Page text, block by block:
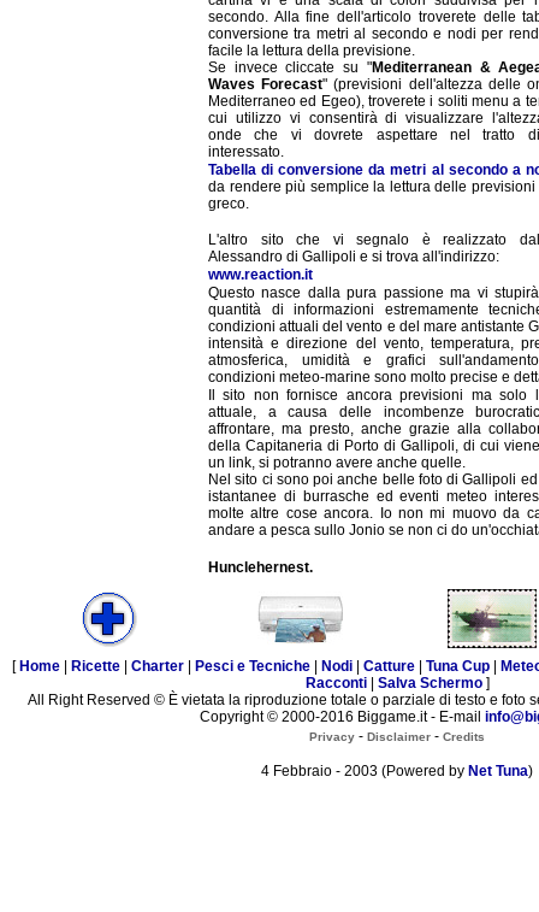
secondo. Alla fine dell'articolo troverete delle
conversione tra metri al secondo e nodi per
facile la lettura della previsione.
Se invece cliccate su "Mediterranean &
Waves Forecast" (previsioni dell'altezza delle
Mediterraneo ed Egeo), troverete i soliti menu a
cui utilizzo vi consentirà di visualizzare
onde che vi dovrete aspettare nel tratto
interessato.
Tabella di conversione da metri al secondo a
da rendere più semplice la lettura delle previsioni
greco.
L'altro sito che vi segnalo è realizzato
Alessandro di Gallipoli e si trova all'indirizzo:
www.reaction.it
Questo nasce dalla pura passione ma vi
quantità di informazioni estremamente
condizioni attuali del vento e del mare antistante
intensità e direzione del vento, temperatura,
atmosferica, umidità e grafici
condizioni meteo-marine sono molto precise e
Il sito non fornisce ancora previsioni ma solo
attuale, a causa delle incombenze
affrontare, ma presto, anche grazie alla
della Capitaneria di Porto di Gallipoli, di cui
un link, si potranno avere anche quelle.
Nel sito ci sono poi anche belle foto di Gallipoli
istantanee di burrasche ed eventi meteo
molte altre cose ancora. Io non mi muovo da
andare a pesca sullo Jonio se non ci do
Hunclehernest.
[ Home Ricette Charter Pesci e Tecniche Nodi Catture Tuna Cup
Racconti| Salva Schermo]
All Right Reserved © È vietata la riproduzione totale o parziale di testo e foto
Copyright © 2000-2016 Biggame.it - E-mail
Privacy - Disclaimer - Credits
4 Febbraio - 2003 (Powered by Net Tuna)